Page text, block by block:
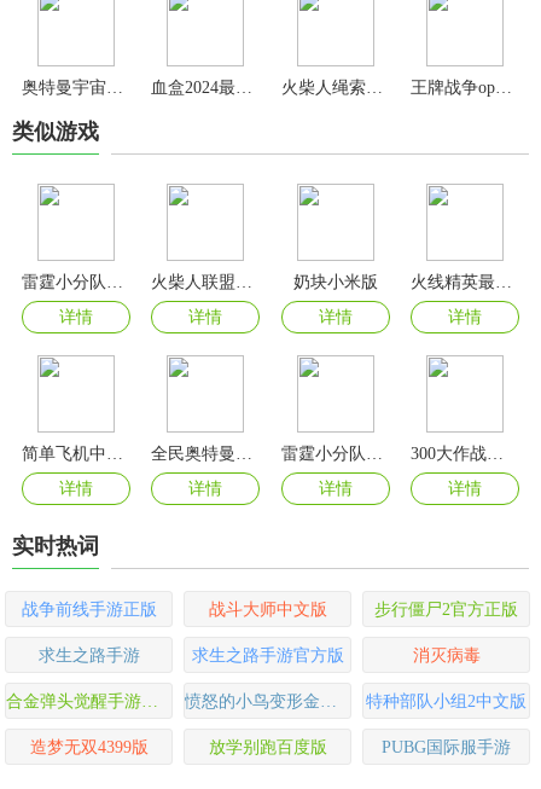
奥特曼宇宙英雄内置菜单版本 火柴人绳索英雄安卓版
类似游戏
详情
详情
奶块小米版
详情
详情
详情
详情
详情
详情
实时热词
战争前线手游正版 战斗大师中文版 步行僵尸2官方正版
求生之路手游 求生之路手游官方版 消灭病毒
合金弹头觉醒手游正版 愤怒的小鸟变形金刚无限金币版 特种部队小组2中文版
造梦无双4399版 放学别跑百度版 PUBG国际服手游